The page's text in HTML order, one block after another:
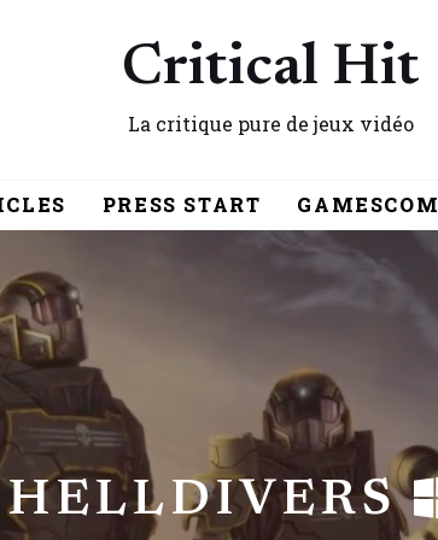
Critical Hit
La critique pure de jeux vidéo
PRESS START GAMESCOM
HELLDIVERS